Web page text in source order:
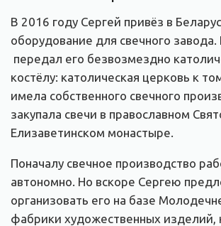
В 2016 году Сергей привёз в
оборудование для свечного завода.
передал его безвозмездно
костёлу: католическая церковь к
имела собственного свечного
закупала свечи в православном
Елизаветинском монастыре.
Поначалу свечное производство
автономно. Но вскоре Сергею
организовать его на базе
фабрики художественных изделий,